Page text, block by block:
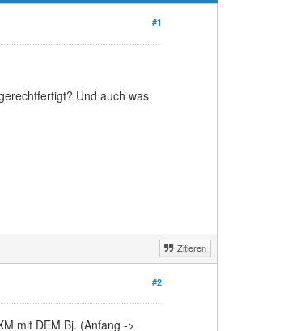
#1
Und auch was
Zitieren
#2
mit DEM Bj. (Anfang ->